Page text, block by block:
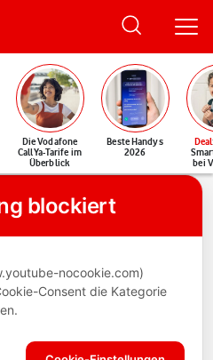
Die Vodafone
CallYa-Tarife im
Überblick
Beste Handys
2026
Deal
bei